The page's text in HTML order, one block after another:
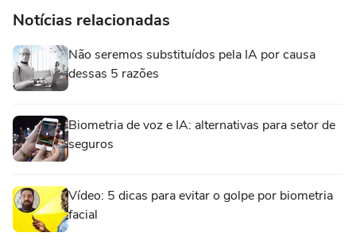
Notícias relacionadas
Não seremos substituídos pela IA por causa
dessas 5 razões
Biometria de voz e IA: alternativas para setor de
seguros
Vídeo: 5 dicas para evitar o golpe por biometria
facial